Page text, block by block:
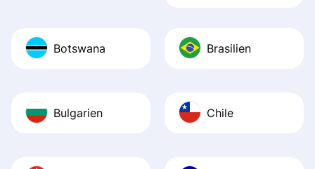
Botswana Brasilien
Bulgarien Chile